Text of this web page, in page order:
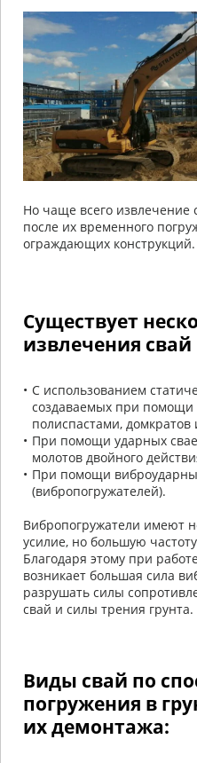
Но чаще всего извлечение
после их временного
ограждающих конструкций.
Существует
извлечения свай
С использованием
создаваемых при помощи
полиспастами, домкратов
При помощи ударных
молотов двойного
При помощи
(вибропогружателей).
Вибропогружатели имеют
усилие, но большую
Благодаря этому при
возникает большая сила
разрушать силы
свай и силы трения грунта.
Виды свай по
погружения в
их демонтажа: